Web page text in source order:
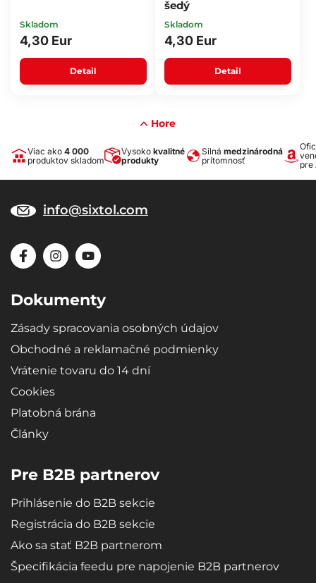
Skladom
4,30 Eur
Detail
šedý
Skladom
4,30 Eur
Detail
Hore
Viac ako 4 000
produktov skladom
Vysoko kvalitné
produkty
Silná medzinárodná
prítomnosť
pre
info@sixtol.com
Dokumenty
Zásady spracovania osobných údajov
Obchodné a reklamačné podmienky
Vrátenie tovaru do 14 dní
Cookies
Platobná brána
Články
Pre B2B partnerov
Prihlásenie do B2B sekcie
Registrácia do B2B sekcie
Ako sa stať B2B partnerom
Špecifikácia feedu pre napojenie B2B partnerov